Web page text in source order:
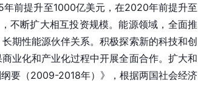
年前提升至1000亿美元，在2020年前提升至
不断扩大相互投资规模。能源领域，全面推
期性能源伙伴关系。积极探索新的科技和创
业化和产业化过程中开展全面合作。扩大和
要（2009-2018年）》，根据两国社会经济